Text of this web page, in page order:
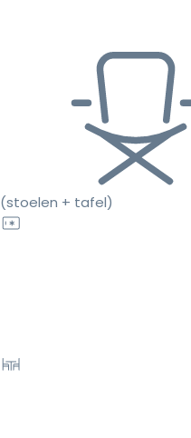
(stoelen + tafel)